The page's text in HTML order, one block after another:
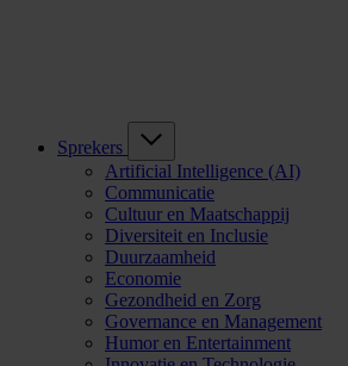
Sprekers
Artificial Intelligence (AI)
Communicatie
Cultuur en Maatschappij
Diversiteit en Inclusie
Duurzaamheid
Economie
Gezondheid en Zorg
Governance en Management
Humor en Entertainment